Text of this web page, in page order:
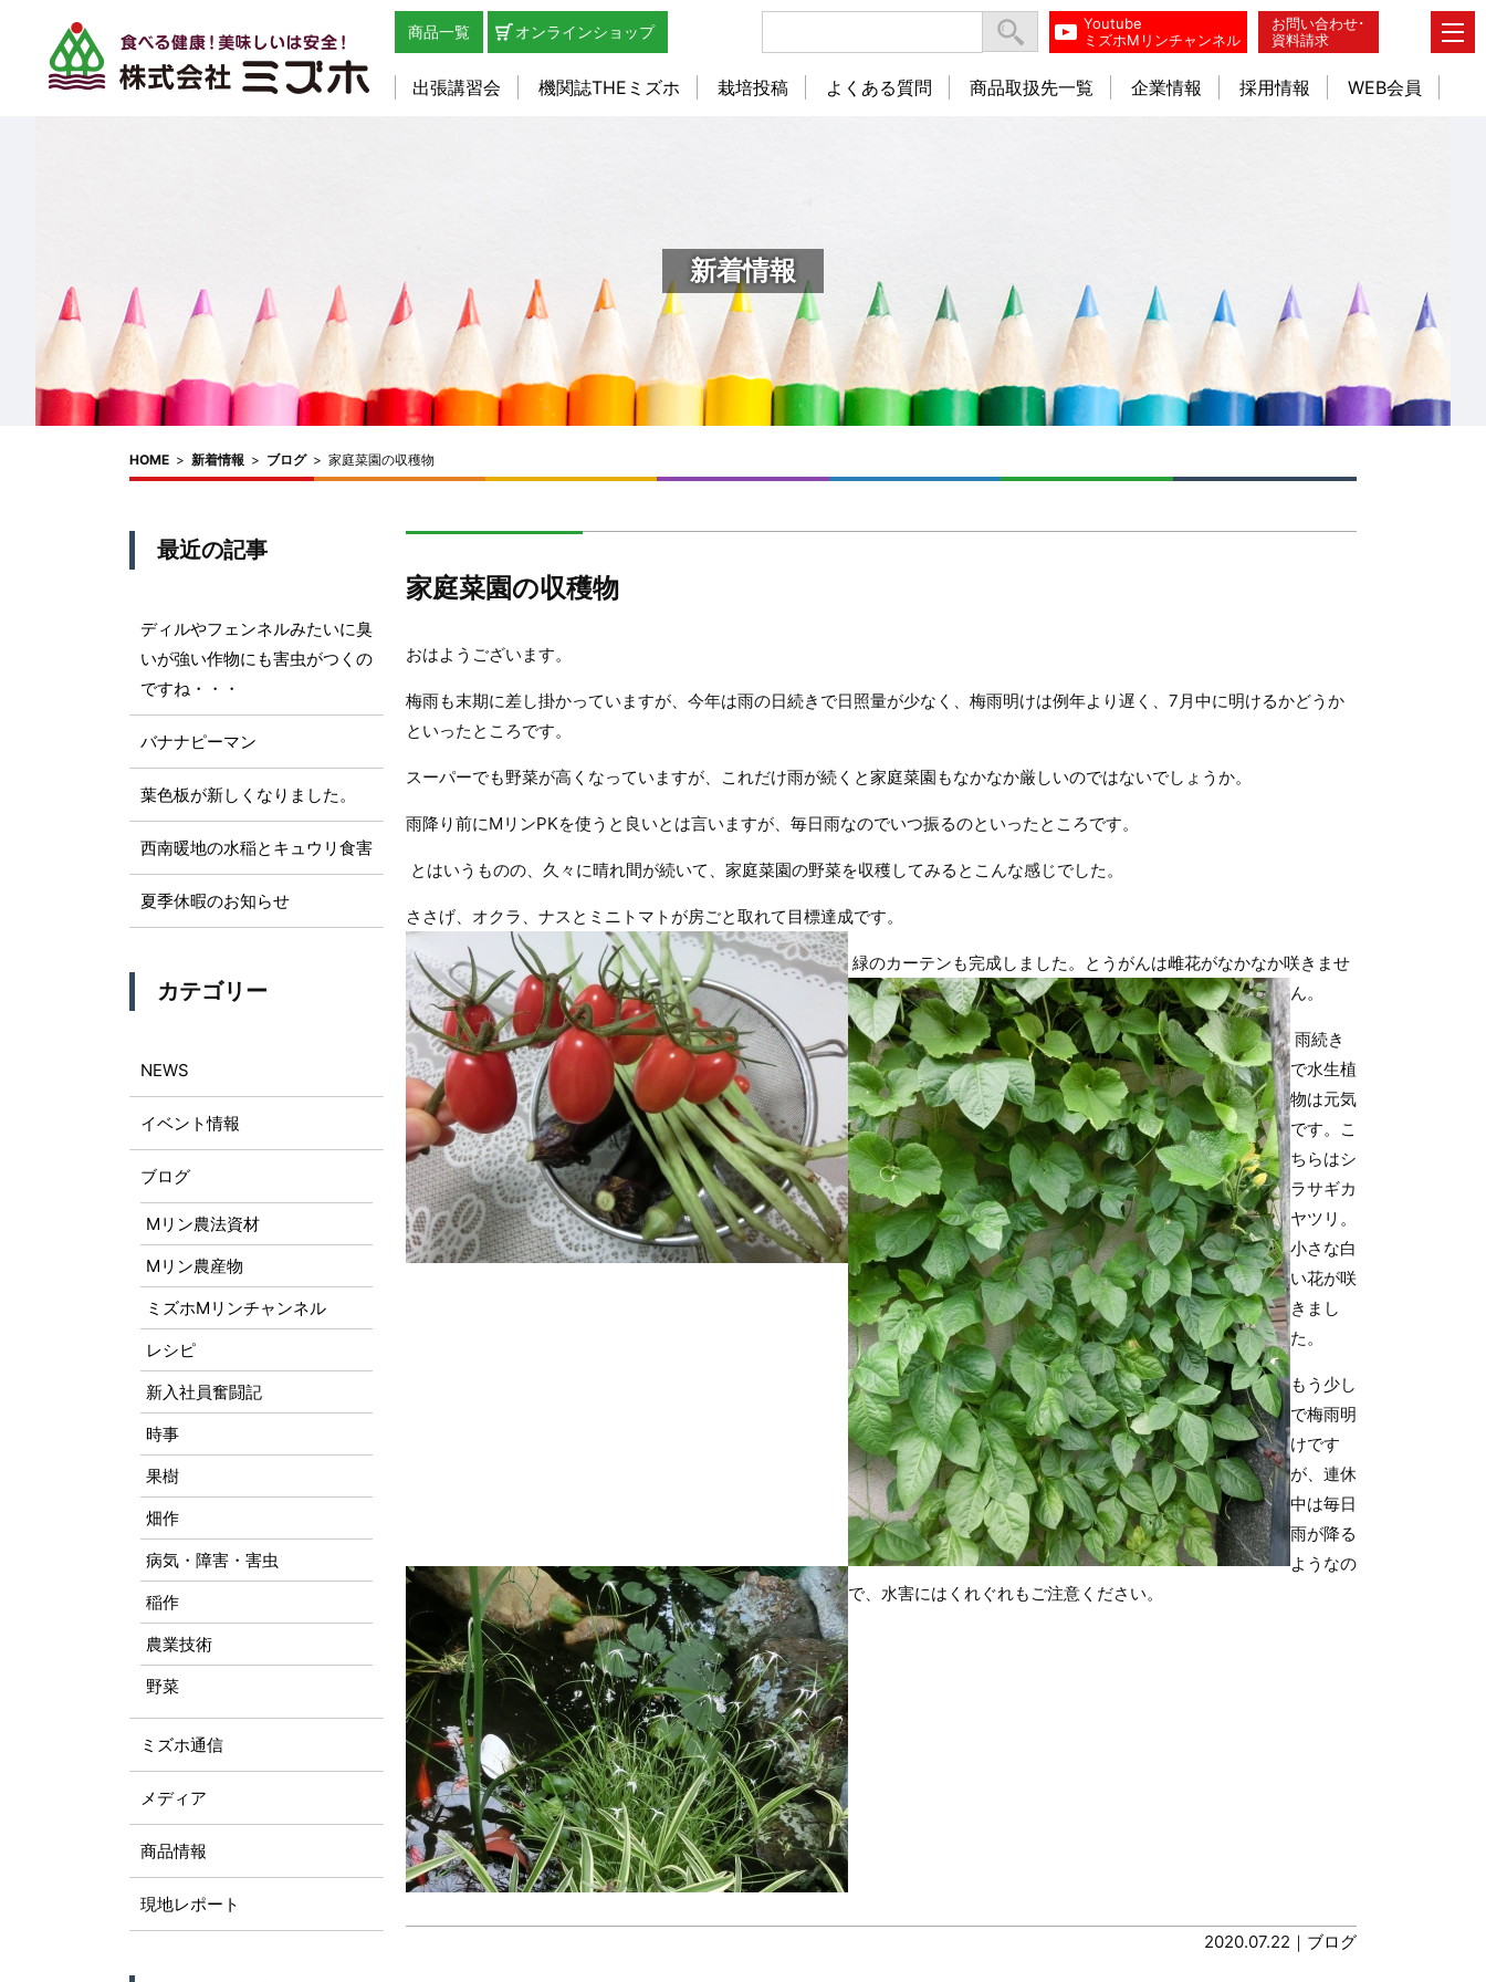
お問い合わせ･
資料請求
Youtube
ミズホMリンチャンネル
商品一覧 オンラインショップ
出張講習会 機関誌THEミズホ 栽培投稿 よくある質問 商品取扱先一覧 企業情報 採用情報 WEB会員
新着情報
HOME > 新着情報 > ブログ> 家庭菜園の収穫物
家庭菜園の収穫物
おはようございます。
梅雨も末期に差し掛かっていますが、今年は雨の日続きで日照量が少なく、梅雨明けは例年より遅く、7月中に明けるかどうか
といったところです。
スーパーでも野菜が高くなっていますが、これだけ雨が続くと家庭菜園もなかなか厳しいのではないでしょうか。
雨降り前にMリンPKを使うと良いとは言いますが、毎日雨なのでいつ振るのといったところです。
とはいうものの、久々に晴れ間が続いて、家庭菜園の野菜を収穫してみるとこんな感じでした。
ささげ、オクラ、ナスとミニトマトが房ごと取れて目標達成です。
緑のカーテンも完成しました。とうがんは雌花がなかなか咲きませ
ん。
雨続き
で水生植
物は元気
です。こ
ちらはシ
ラサギカ
ヤツリ。
小さな白
い花が咲
きまし
た。
もう少し
で梅雨明
けです
が、連休
中は毎日
雨が降る
ようなの
で、水害にはくれぐれもご注意ください。
2020.07.22｜ ブログ
最近の記事
ディルやフェンネルみたいに臭
いが強い作物にも害虫がつくの
ですね・・・
バナナピーマン
葉色板が新しくなりました。
西南暖地の水稲とキュウリ食害
夏季休暇のお知らせ
カテゴリー
NEWS
イベント情報
ブログ
Mリン農法資材
Mリン農産物
ミズホMリンチャンネル
レシピ
新入社員奮闘記
時事
果樹
畑作
病気・障害・害虫
稲作
農業技術
野菜
ミズホ通信
メディア
商品情報
現地レポート